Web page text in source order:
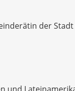
der Stadt
und